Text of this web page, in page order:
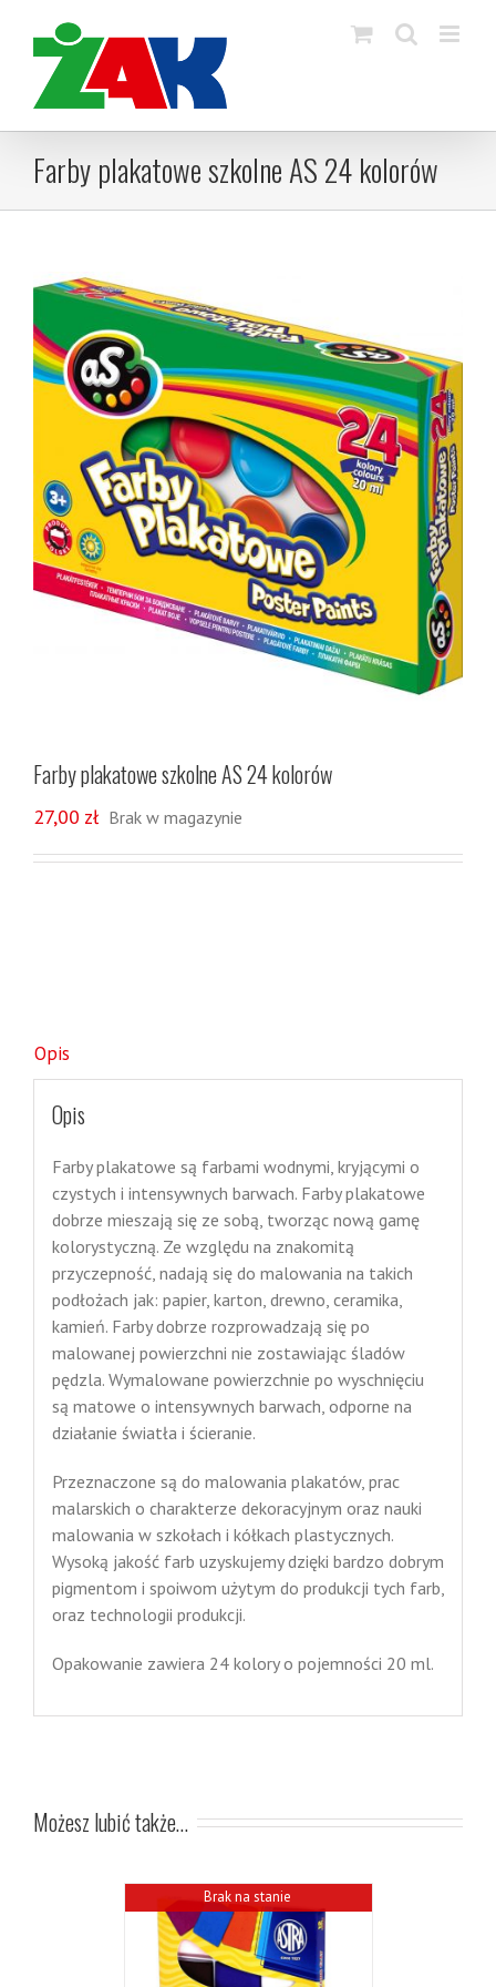
content
Farby plakatowe szkolne AS 24 kolorów
Farby plakatowe szkolne AS 24 kolorów
27,00 zł Brak w magazynie
Opis
Opis
Farby plakatowe są farbami wodnymi, kryjącymi o
czystych i intensywnych barwach. Farby plakatowe
dobrze mieszają się ze sobą, tworząc nową gamę
kolorystyczną. Ze względu na znakomitą
przyczepność, nadają się do malowania na takich
podłożach jak: papier, karton, drewno, ceramika,
kamień. Farby dobrze rozprowadzają się po
malowanej powierzchni nie zostawiając śladów
pędzla. Wymalowane powierzchnie po wyschnięciu
są matowe o intensywnych barwach, odporne na
działanie światła i ścieranie.
Przeznaczone są do malowania plakatów, prac
malarskich o charakterze dekoracyjnym oraz nauki
malowania w szkołach i kółkach plastycznych.
Wysoką jakość farb uzyskujemy dzięki bardzo dobrym
pigmentom i spoiwom użytym do produkcji tych farb,
oraz technologii produkcji.
Opakowanie zawiera 24 kolory o pojemności 20 ml.
Możesz lubić także…
Brak na stanie